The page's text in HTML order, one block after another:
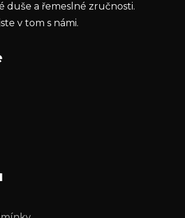
duše a řemeslné zručnosti.
v tom s námi.